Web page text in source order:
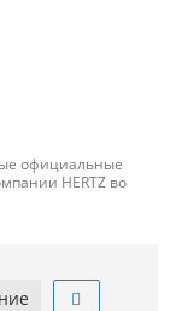
официальные
HERTZ во